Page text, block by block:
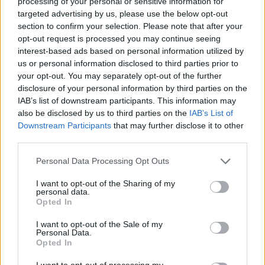
targeted advertising by us, please use the below opt-out
section to confirm your selection. Please note that after your
opt-out request is processed you may continue seeing
interest-based ads based on personal information utilized by
us or personal information disclosed to third parties prior to
your opt-out. You may separately opt-out of the further
disclosure of your personal information by third parties on the
IAB’s list of downstream participants. This information may
also be disclosed by us to third parties on the IAB’s List of
Downstream Participants that may further disclose it to other
Please note that this website/app uses one or more Google
not limited to your visit or usage behaviour. You may click to
grant or deny consent to Google and its third-party tags to
use your data for below specified purposes in below Google
consent section.
Personal Data Processing Opt Outs
I want to opt-out of the Sharing of my
personal data.
Opted In
I want to opt-out of the Sale of my
Personal Data.
Opted In
AUTORE
Staff